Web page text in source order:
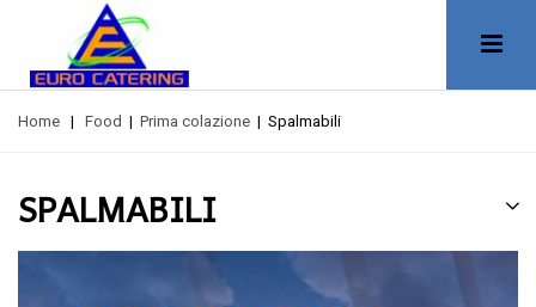
Home | Food | Prima colazione | Spalmabili
SPALMABILI